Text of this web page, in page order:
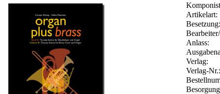
Artikelart:
Besetzung:
Anlass:
Verlag:
Verlag-